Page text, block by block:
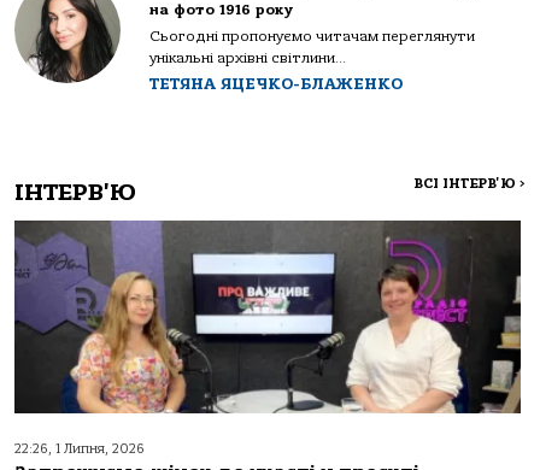
на фото 1916 року
Сьогодні пропонуємо читачам переглянути
унікальні архівні світлини...
ТЕТЯНА ЯЦЕЧКО-БЛАЖЕНКО
ІНТЕРВ'Ю ВСІ ІНТЕРВ'Ю >
22:26, 1 Липня, 2026